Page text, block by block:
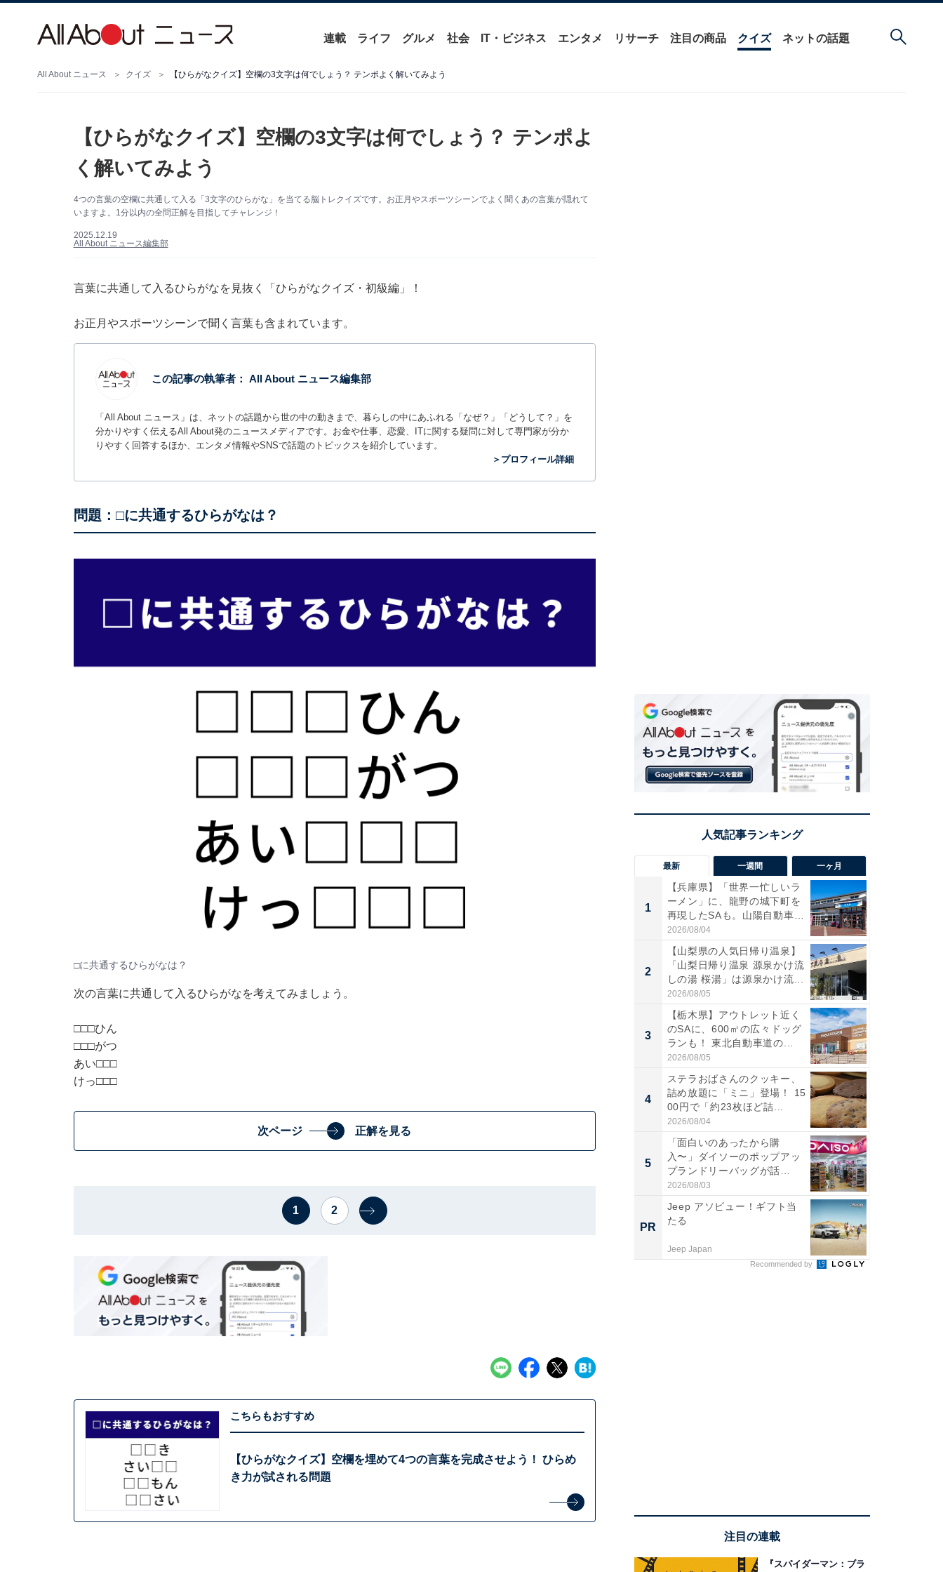
連載 ライフ グルメ 社会 IT・ビジネス エンタメ リサーチ 注目の商品 クイズ ネットの話題
All About ニュース クイズ 【ひらがなクイズ】空欄の3文字は何でしょう？ テンポよく解いてみよう
【ひらがなクイズ】空欄の3文字は何でしょう？ テンポよ
く解いてみよう
4つの言葉の空欄に共通して入る「3文字のひらがな」を当てる脳トレクイズです。お正月やスポーツシーンでよく聞くあの言葉が隠れて
いますよ。1分以内の全問正解を目指してチャレンジ！
2025.12.19
All About ニュース編集部
言葉に共通して入るひらがなを見抜く「ひらがなクイズ・初級編」！
お正月やスポーツシーンで聞く言葉も含まれています。
この記事の執筆者： All About ニュース編集部
「All About ニュース」は、ネットの話題から世の中の動きまで、暮らしの中にあふれる「なぜ？」「どうして？」を
分かりやすく伝えるAll About発のニュースメディアです。お金や仕事、恋愛、ITに関する疑問に対して専門家が分か
りやすく回答するほか、エンタメ情報やSNSで話題のトピックスを紹介しています。
＞プロフィール詳細
問題：□に共通するひらがなは？
□に共通するひらがなは？
次の言葉に共通して入るひらがなを考えてみましょう。
□□□ひん
□□□がつ
あい□□□
けっ□□□
次ページ 正解を見る
1 2
こちらもおすすめ
【ひらがなクイズ】空欄を埋めて4つの言葉を完成させよう！ ひらめ
き力が試される問題
最新 一週間 一ヶ月
1
【兵庫県】「世界一忙しいラ
ーメン」に、龍野の城下町を
再現したSAも。山陽自動車
道...
2026/08/04
2
【山梨県の人気日帰り温泉】
「山梨日帰り温泉 源泉かけ流
しの湯 桜湯」は源泉かけ流...
2026/08/05
3
【栃木県】アウトレット近く
のSAに、600㎡の広々ドッグ
ランも！ 東北自動車道の...
2026/08/05
4
ステラおばさんのクッキー、
詰め放題に「ミニ」登場！ 15
00円で「約23枚ほど詰...
2026/08/04
5
「面白いのあったから購
入〜」ダイソーのポップアッ
プランドリーバッグが話
題。“さま...
2026/08/03
PR
Jeep アソビュー！ギフト当
たる
Jeep Japan
Recommended by
注目の連載
『スパイダーマン：ブラ